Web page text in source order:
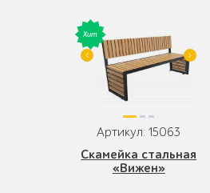
Артикул: 15063
Скамейка стальная
«Вижен»